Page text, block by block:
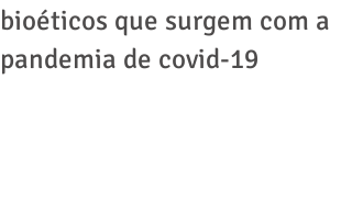
bioéticos que surgem com a
pandemia de covid-19